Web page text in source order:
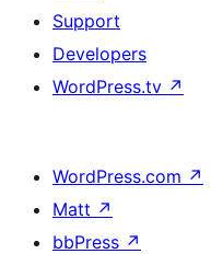
Support
Developers
WordPress.tv ↗
WordPress.com ↗
Matt ↗
bbPress ↗